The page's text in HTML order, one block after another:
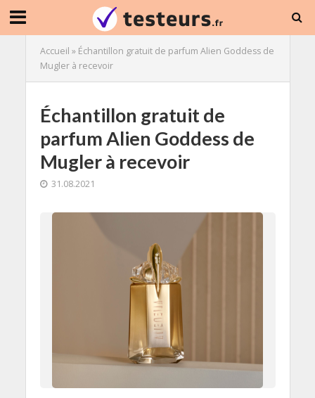
Accueil » Échantillon gratuit de parfum Alien Goddess de
Mugler à recevoir
Échantillon gratuit de
parfum Alien Goddess de
Mugler à recevoir
31.08.2021